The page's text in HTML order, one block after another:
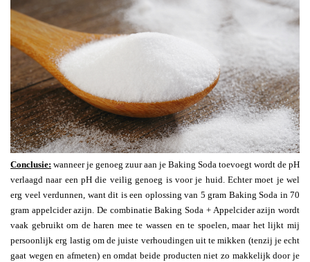
Conclusie: wanneer je genoeg zuur aan je Baking Soda toevoegt wordt de pH
verlaagd naar een pH die veilig genoeg is voor je huid. Echter moet je wel
erg veel verdunnen, want dit is een oplossing van 5 gram Baking Soda in 70
gram appelcider azijn. De combinatie Baking Soda + Appelcider azijn wordt
vaak gebruikt om de haren mee te wassen en te spoelen, maar het lijkt mij
persoonlijk erg lastig om de juiste verhoudingen uit te mikken (tenzij je echt
gaat wegen en afmeten) en omdat beide producten niet zo makkelijk door je